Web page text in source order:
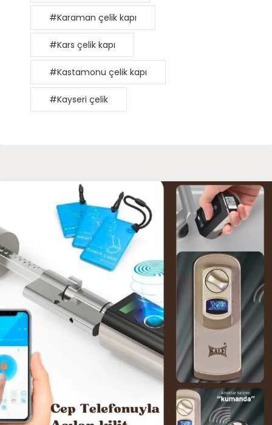
#Karaman çelik kapı
#Kars çelik kapı
#Kastamonu çelik kapı
#Kayseri çelik